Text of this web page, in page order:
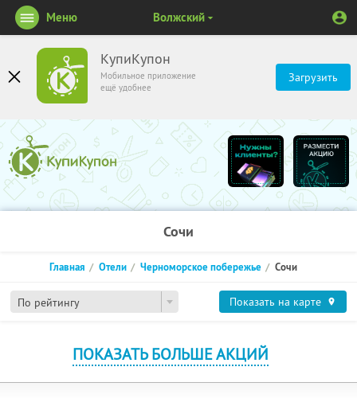
КупиКупон
Мобильное приложение
ещё удобнее
Загрузить
Меню Волжский
Сочи
По рейтингу
Главная Отели Черноморское побережье Сочи
Показать на карте
ПОКАЗАТЬ БОЛЬШЕ АКЦИЙ